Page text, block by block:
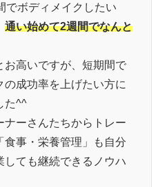
でボディメイクしたい
通い始めて2週間でなんと
お高いですが、短期間で
の成功率を上げたい方に
た^^
ナーさんたちからトレー
食事・栄養管理」も自分
しても継続できるノウハ